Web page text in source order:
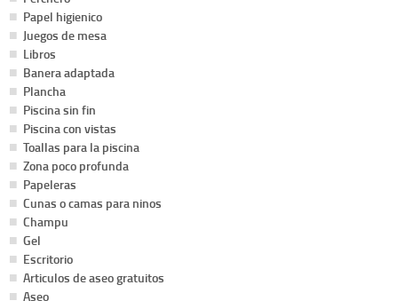
Papel higienico
Juegos de mesa
Libros
Banera adaptada
Plancha
Piscina sin fin
Piscina con vistas
Toallas para la piscina
Zona poco profunda
Papeleras
Cunas o camas para ninos
Champu
Gel
Escritorio
Articulos de aseo gratuitos
Aseo